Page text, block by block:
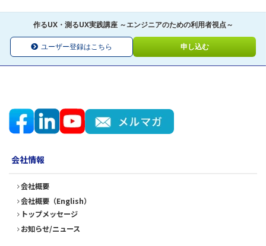
作るUX・測るUX実践講座 ～エンジニアのための利用者視点～
ユーザー登録はこちら 申し込む
会社情報
会社概要
会社概要（English）
トップメッセージ
お知らせ/ニュース